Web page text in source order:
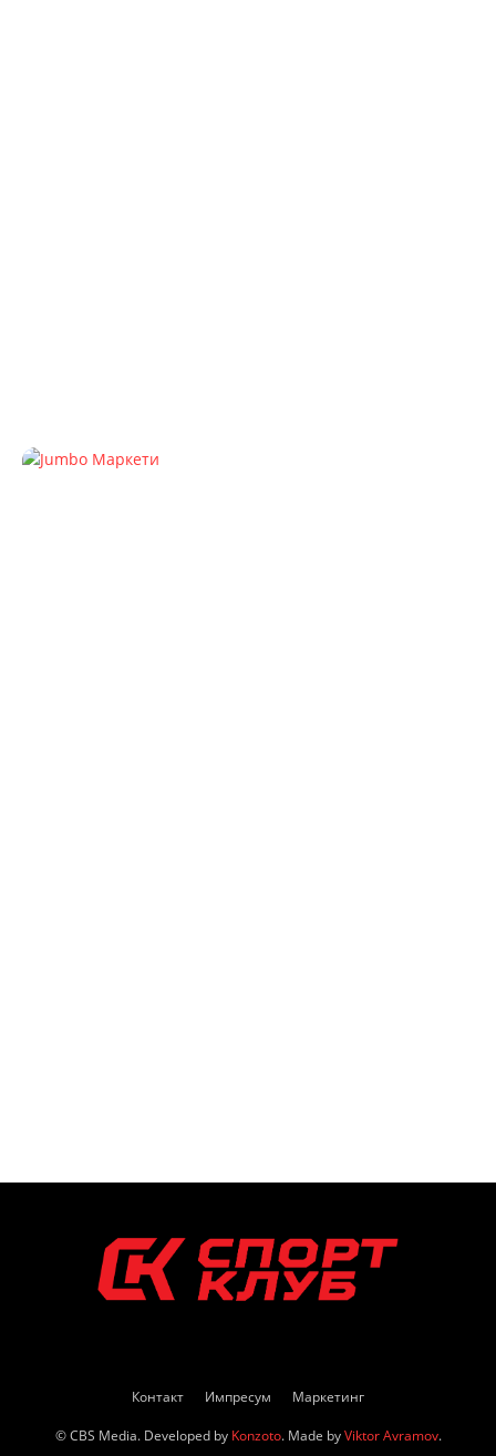
Контакт Импресум Маркетинг
© CBS Media. Developed by Konzoto. Made byViktor Avramov.